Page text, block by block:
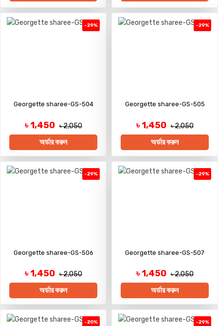
-29%
Georgette sharee-GS-504
৳ 1,450 ৳ 2,050
অর্ডার করুন
-29%
Georgette sharee-GS-505
৳ 1,450 ৳ 2,050
অর্ডার করুন
-29%
Georgette sharee-GS-506
৳ 1,450 ৳ 2,050
অর্ডার করুন
-29%
Georgette sharee-GS-507
৳ 1,450 ৳ 2,050
অর্ডার করুন
-20% -29%